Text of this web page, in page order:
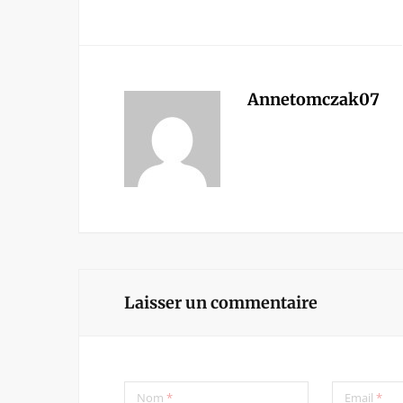
Annetomczak07
Laisser un commentaire
Nom * Email*